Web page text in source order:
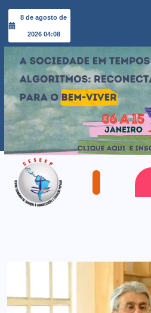
8 de agosto de
2026 04:08